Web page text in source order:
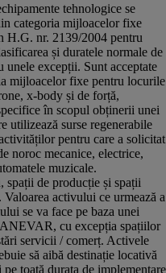
tehnologice se
categoria mijloacelor fixe
H.G. nr. 2139/2004 pentru
și duratele normale de
excepții. Sunt acceptate
mijloacelor fixe pentru locurile
x-body și de forță,
în scopul obținerii unei
utilizează surse regenerabile
pentru care a solicitat
noroc mecanice, electrice,
muzicale.
spații de producție și spații
activului ce urmează a
se va face pe baza unei
cu excepția spațiilor
servicii / comerț. Activele
să aibă destinație locativă
toată durata de implementare